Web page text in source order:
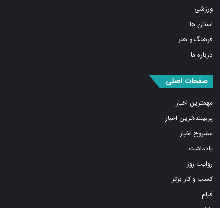
ورزشی
استان ها
فرهنگ و هنر
درباره ما
صفحات اصلی
مهمترین اخبار
پربیننده‌ترین اخبار
مشروح اخبار
یادداشت
روایت روز
کسب و کار برتر
فیلم